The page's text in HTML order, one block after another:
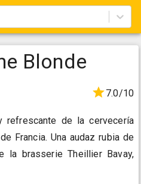
Blonde
7.0/10
refrescante de la cervecería
Francia. Una audaz rubia de
la brasserie Theillier Bavay,